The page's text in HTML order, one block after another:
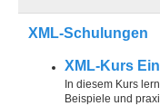
XML-Schulungen
XML-Kurs
In diesem Kurs
Beispiele und